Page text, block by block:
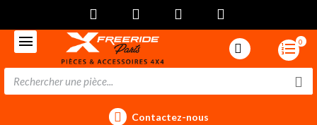
0
Contactez-nous